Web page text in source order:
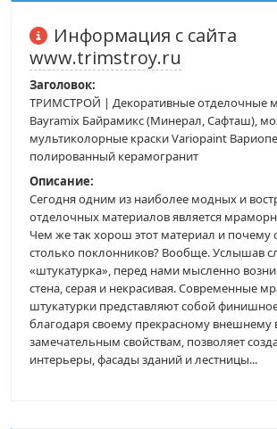
Информация с сайта
www.trimstroy.ru
Заголовок:
ТРИМСТРОЙ | Декоративные отделочные
Bayramix Байрамикс (Минерал, Сафташ),
мультиколорные краски Variopaint
полированный керамогранит
Описание:
Сегодня одним из наиболее модных и
отделочных материалов является
Чем же так хорош этот материал и почему
столько поклонников? Вообще. Услышав
«штукатурка», перед нами мысленно
стена, серая и некрасивая. Современные
штукатурки представляют собой
благодаря своему прекрасному внешнему
замечательным свойствам, позволяет
интерьеры, фасады зданий и лестницы...